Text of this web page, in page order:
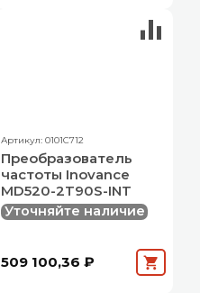
Артикул: 0101C712
Преобразователь
частоты Inovance
MD520-2T90S-INT
Уточняйте наличие
509 100,36 ₽